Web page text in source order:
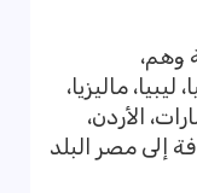
العام 16 دولة وهم،
ماليزيا،
الأردن،
إلى مصر البلد